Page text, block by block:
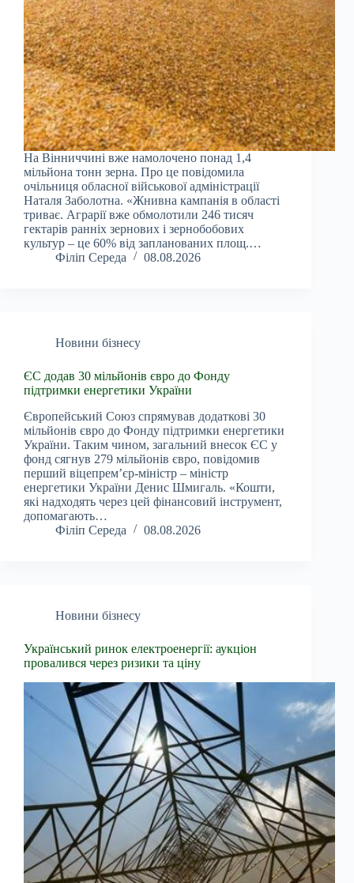
На Вінниччині вже намолочено понад 1,4
мільйона тонн зерна. Про це повідомила
очільниця обласної військової адміністрації
Наталя Заболотна. «Жнивна кампанія в області
триває. Аграрії вже обмолотили 246 тисяч
гектарів ранніх зернових і зернобобових
культур – це 60% від запланованих площ.…
Філіп Середа
08.08.2026
Новини бізнесу
ЄС додав 30 мільйонів євро до Фонду
підтримки енергетики України
Європейський Союз спрямував додаткові 30
мільйонів євро до Фонду підтримки енергетики
України. Таким чином, загальний внесок ЄС у
фонд сягнув 279 мільйонів євро, повідомив
перший віцепрем’єр-міністр – міністр
енергетики України Денис Шмигаль. «Кошти,
які надходять через цей фінансовий інструмент,
допомагають…
Філіп Середа
08.08.2026
Новини бізнесу
Український ринок електроенергії: аукціон
провалився через ризики та ціну